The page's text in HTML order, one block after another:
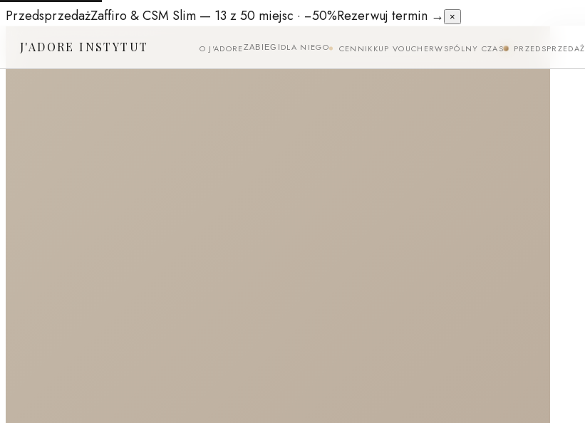
PrzedsprzedażZaffiro & CSM Slim — 13 z 50 miejsc · −50%Rezerwuj termin → ×
J'ADORE INSTYTUT O J'ADOREZABIEGI DLA NIEGO CENNIKKUP VOUCHERWSPÓLNY CZAS PRZEDSPRZEDAŻ